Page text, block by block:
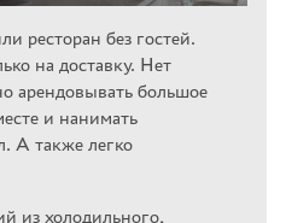
ресторан без гостей.
на доставку. Нет
арендовывать большое
и нанимать
А также легко
из холодильного,